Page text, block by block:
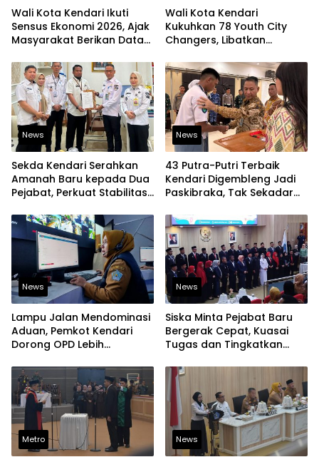
Wali Kota Kendari Ikuti
Sensus Ekonomi 2026, Ajak
Masyarakat Berikan Data
Wali Kota Kendari
Kukuhkan 78 Youth City
Changers, Libatkan
Perubahan Kota
News
Sekda Kendari Serahkan
Amanah Baru kepada Dua
Pejabat, Perkuat Stabilitas
News
43 Putra-Putri Terbaik
Kendari Digembleng Jadi
Paskibraka, Tak Sekadar
News
Lampu Jalan Mendominasi
Aduan, Pemkot Kendari
Dorong OPD Lebih
Laporan Warga
News
Siska Minta Pejabat Baru
Bergerak Cepat, Kuasai
Tugas dan Tingkatkan
Metro News